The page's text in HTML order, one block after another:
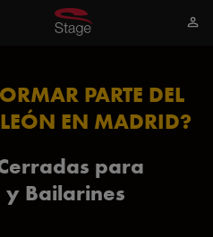
Mi
PARTE DEL
EN MADRID?
para
y Bailarines